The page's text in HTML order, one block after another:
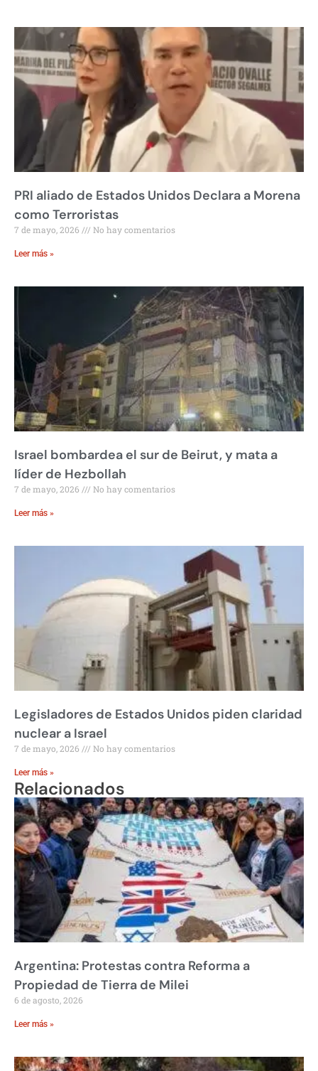
PRI aliado de Estados Unidos Declara a Morena
como Terroristas
7 de mayo, 2026 No hay comentarios
Leer más »
Israel bombardea el sur de Beirut, y mata a
líder de Hezbollah
7 de mayo, 2026 No hay comentarios
Leer más »
Legisladores de Estados Unidos piden claridad
nuclear a Israel
7 de mayo, 2026 No hay comentarios
Leer más »
Relacionados
Argentina: Protestas contra Reforma a
Propiedad de Tierra de Milei
6 de agosto, 2026
Leer más »